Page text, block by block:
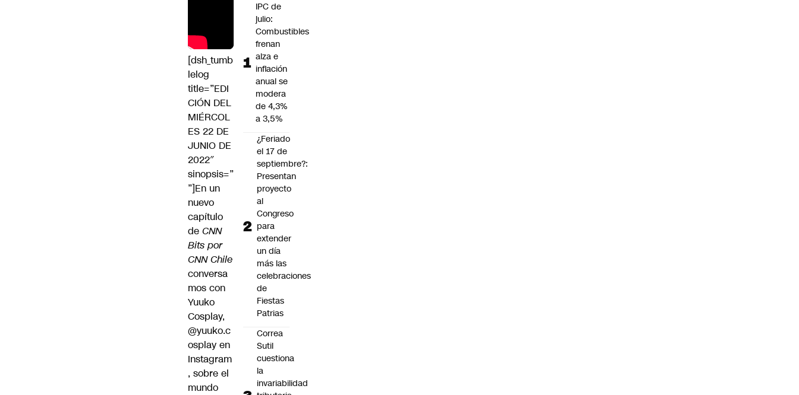
[dsh_tumb
lelog
title=”EDI
CIÓN DEL
MIÉRCOL
ES 22 DE
JUNIO DE
2022″
sinopsis=”
”]En un
nuevo
capítulo
de CNN
Bits por
CNN Chile
conversa
mos con
Yuuko
Cosplay,
@yuuko.c
osplay en
Instagram
, sobre el
mundo
IPC de
julio:
Combustibles
frenan
alza e
inflación
anual se
modera
de 4,3%
a 3,5%
¿Feriado
el 17 de
septiembre?:
Presentan
proyecto
al
Congreso
para
extender
un día
más las
celebraciones
de
Fiestas
Patrias
Correa
Sutil
cuestiona
la
invariabilidad